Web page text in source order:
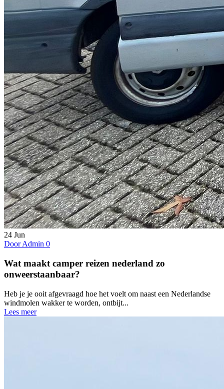
24 Jun
Door Admin 0
Wat maakt camper reizen nederland zo
onweerstaanbaar?
Heb je je ooit afgevraagd hoe het voelt om naast een Nederlandse
windmolen wakker te worden, ontbijt...
Lees meer